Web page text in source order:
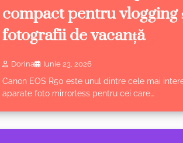
compact pentru vlogging
fotografii de vacanță
Dorina Iunie 23, 2026
Canon EOS R50 este unul dintre cele mai
aparate foto mirrorless pentru cei care…